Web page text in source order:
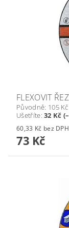
FLEXOVIT
Původně: 105 Kč
Ušetříte:32 Kč
60,33 Kč bez DPH
73 Kč